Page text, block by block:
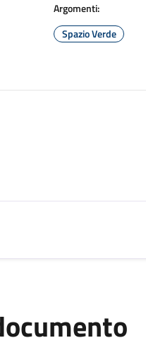
Argomenti:
Spazio Verde